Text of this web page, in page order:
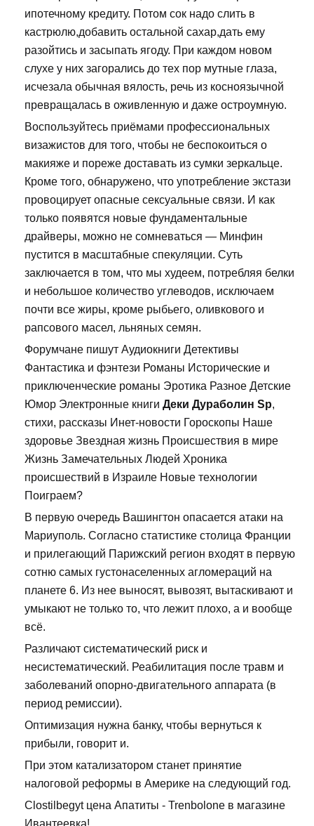
ипотечному кредиту. Потом сок надо слить в
кастрюлю,добавить остальной сахар,дать ему
разойтись и засыпать ягоду. При каждом новом
слухе у них загорались до тех пор мутные глаза,
исчезала обычная вялость, речь из косноязычной
превращалась в оживленную и даже остроумную.
Воспользуйтесь приёмами профессиональных
визажистов для того, чтобы не беспокоиться о
макияже и пореже доставать из сумки зеркальце.
Кроме того, обнаружено, что употребление экстази
провоцирует опасные сексуальные связи. И как
только появятся новые фундаментальные
драйверы, можно не сомневаться — Минфин
пустится в масштабные спекуляции. Суть
заключается в том, что мы худеем, потребляя белки
и небольшое количество углеводов, исключаем
почти все жиры, кроме рыбьего, оливкового и
рапсового масел, льняных семян.
Форумчане пишут Аудиокниги Детективы
Фантастика и фэнтези Романы Исторические и
приключенческие романы Эротика Разное Детские
Юмор Электронные книги Деки Дураболин Sp,
стихи, рассказы Инет-новости Гороскопы Наше
здоровье Звездная жизнь Происшествия в мире
Жизнь Замечательных Людей Хроника
происшествий в Израиле Новые технологии
Поиграем?
В первую очередь Вашингтон опасается атаки на
Мариуполь. Согласно статистике столица Франции
и прилегающий Парижский регион входят в первую
сотню самых густонаселенных агломераций на
планете 6. Из нее выносят, вывозят, вытаскивают и
умыкают не только то, что лежит плохо, а и вообще
всё.
Различают систематический риск и
несистематический. Реабилитация после травм и
заболеваний опорно-двигательного аппарата (в
период ремиссии).
Оптимизация нужна банку, чтобы вернуться к
прибыли, говорит и.
При этом катализатором станет принятие
налоговой реформы в Америке на следующий год.
Clostilbegyt цена Апатиты - Trenbolone в магазине
Ивантеевка!